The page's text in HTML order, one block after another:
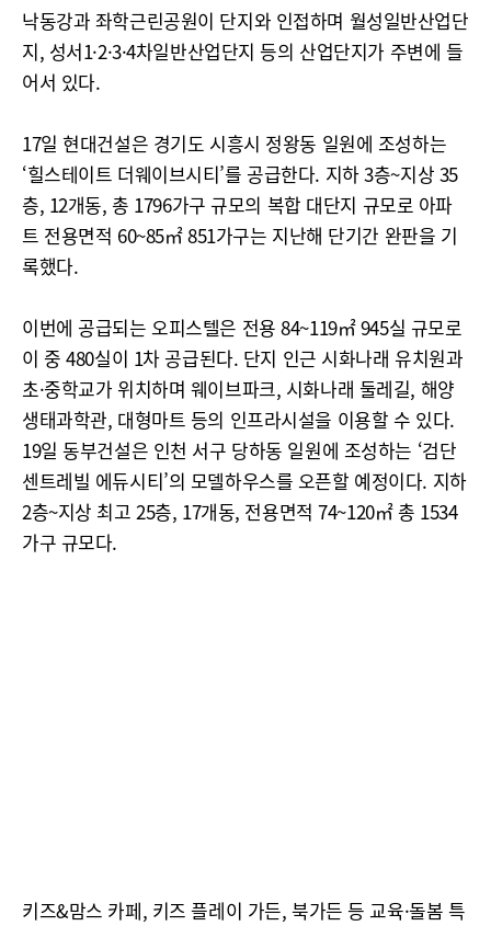
낙동강과 좌학근린공원이 단지와 인접하며 월성일반산업단
지, 성서1·2·3·4차일반산업단지 등의 산업단지가 주변에 들
어서 있다.
17일 현대건설은 경기도 시흥시 정왕동 일원에 조성하는
‘힐스테이트 더웨이브시티’를 공급한다. 지하 3층~지상 35
층, 12개동, 총 1796가구 규모의 복합 대단지 규모로 아파
트 전용면적 60~85㎡ 851가구는 지난해 단기간 완판을 기
록했다.
이번에 공급되는 오피스텔은 전용 84~119㎡ 945실 규모로
이 중 480실이 1차 공급된다. 단지 인근 시화나래 유치원과
초·중학교가 위치하며 웨이브파크, 시화나래 둘레길, 해양
생태과학관, 대형마트 등의 인프라시설을 이용할 수 있다.
19일 동부건설은 인천 서구 당하동 일원에 조성하는 ‘검단
센트레빌 에듀시티’의 모델하우스를 오픈할 예정이다. 지하
2층~지상 최고 25층, 17개동, 전용면적 74~120㎡ 총 1534
가구 규모다.
키즈&맘스 카페, 키즈 플레이 가든, 북가든 등 교육·돌봄 특